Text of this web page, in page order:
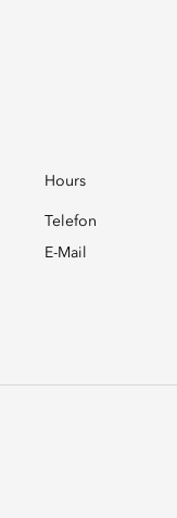
Hours
Telefon
E-Mail